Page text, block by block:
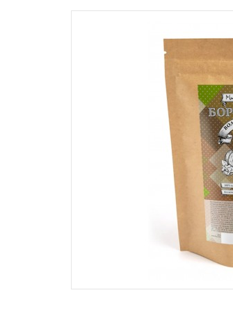
Волоського горіха олія
Кедрового горіха олія
Лляна олія з екстрактом
гарбузових кісточок